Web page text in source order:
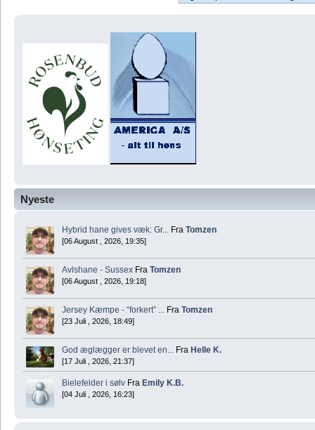
Nyeste
Hybrid hane gives væk: Gr... Fra Tomzen
[06 August , 2026, 19:35]
Avlshane - Sussex Fra Tomzen
[06 August , 2026, 19:18]
Jersey Kæmpe - “forkert” ... Fra Tomzen
[23 Juli , 2026, 18:49]
God æglægger er blevet en... Fra Helle K.
[17 Juli , 2026, 21:37]
Bielefelder i sølv Fra Emily K.B.
[04 Juli , 2026, 16:23]